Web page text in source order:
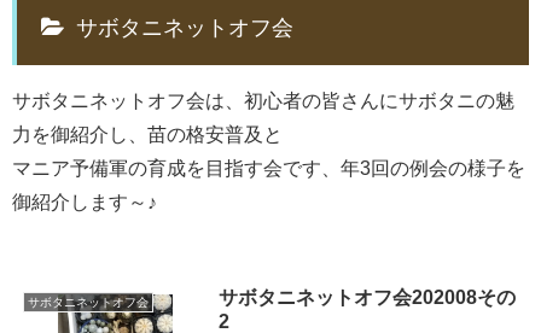
サボタニネットオフ会
サボタニネットオフ会は、初心者の皆さんにサボタニの魅
力を御紹介し、苗の格安普及と
マニア予備軍の育成を目指す会です、年3回の例会の様子を
御紹介します～♪
サボタニネットオフ会
サボタニネットオフ会202008その
2